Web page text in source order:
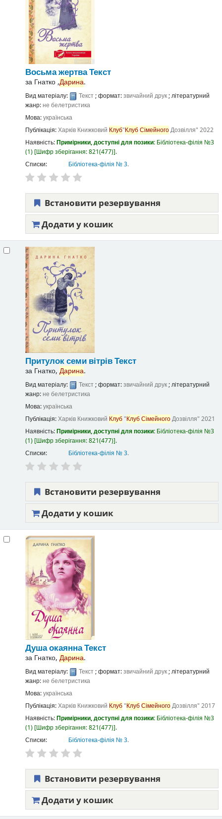
Восьма жертваТекст
за Гнатко ,Дарина.
Вид матеріалу: Текст; формат:звичайний друк; літературний
жанр:не белетристика
Мова:українська
Публікація:Харків Книжковий Клуб"КлубСімейногоДозвілля" 2022
Наявність:Примірники, доступні для позики: Бібліотека-філія №3
(1) Шифр зберігання:821(477) .
Списки:
Бібліотека-філія № 3.
Встановити резервування
Додати у кошик
Притулок семи вітрівТекст
за Гнатко, Дарина.
Вид матеріалу: Текст; формат:звичайний друк; літературний
жанр: не белетристика
Мова:українська
Публікація:Харків Книжковий Клуб"КлубСімейногоДозвілля" 2021
Наявність:Примірники, доступні для позики: Бібліотека-філія №3
(1) Шифр зберігання:821(477) .
Списки:
Бібліотека-філія № 3.
Встановити резервування
Додати у кошик
Душа окаяннаТекст
за Гнатко, Дарина.
Вид матеріалу: Текст; формат:звичайний друк; літературний
жанр:не белетристика
Мова:українська
Публікація:Харків Книжковий Клуб"КлубСімейногоДозвілля" 2017
Наявність:Примірники, доступні для позики: Бібліотека-філія №3
(1) Шифр зберігання:821(477) .
Списки:
Бібліотека-філія № 3.
Встановити резервування
Додати у кошик